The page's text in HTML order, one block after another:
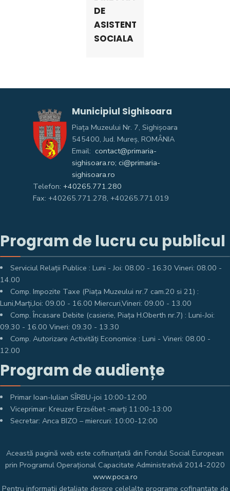
DE
ASISTENTA
SOCIALA
Municipiul Sighisoara
Piața Muzeului Nr. 7, Sighişoara
545400, Jud. Mureş, ROMÂNIA
Email: contact@primaria-
sighisoara.ro; ci@primaria-
sighisoara.ro
Telefon: +40265.771.280
Fax: +40265.771.278, +40265.771.019
Program de lucru cu publicul
Serviciul Relații Publice : Luni - Joi: 08.00 - 16.30 Vineri: 08.00 -
14.00
Comp. Impozite Taxe (Piața Muzeului nr.7 cam.20 si 21) :
Luni,Marți,Joi: 09.00 - 16.00 Miercuri,Vineri: 09.00 - 13.00
Comp. Încasare Debite (casierie, Piața H.Oberth nr.7) : Luni-Joi:
09.30 - 16.00 Vineri: 09.30 - 13.30
Comp. Autorizare Activități Economice : Luni - Vineri: 08.00 -
12.00
Program de audiențe
Primar Ioan-Iulian SÎRBU-joi 10:00-12:00
Viceprimar: Kreuzer Erzsébet -marți 11:00-13:00
Secretar: Anca BIZO – miercuri: 10:00-12:00
Această pagină web este cofinanțată din Fondul Social European
prin Programul Operațional Capacitate Administrativă 2014-2020
www.poca.ro
Pentru informații detaliate despre celelalte programe cofinanțate de